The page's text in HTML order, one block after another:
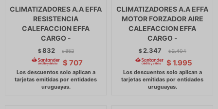
CLIMATIZADORES A.A EFFA
RESISTENCIA
CALEFACCION EFFA
CARGO -
$832 $ 852
$ 707
CLIMATIZADORES A.A EFFA
MOTOR FORZADOR AIRE
CALEFACCION EFFA
CARGO -
$ 2.347 $ 2.404
$ 1.995